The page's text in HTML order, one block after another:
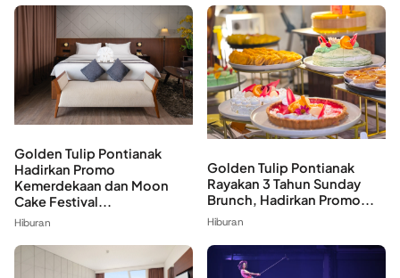
Golden Tulip Pontianak
Hadirkan Promo
Kemerdekaan dan Moon
Cake Festival...
Hiburan
Golden Tulip Pontianak
Rayakan 3 Tahun Sunday
Brunch, Hadirkan Promo...
Hiburan